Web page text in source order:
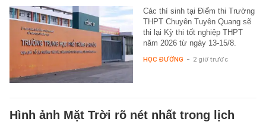
Các thí sinh tại Điểm thi Trường
THPT Chuyên Tuyên Quang sẽ
thi lại Kỳ thi tốt nghiệp THPT
năm 2026 từ ngày 13-15/8.
HỌC ĐƯỜNG - 2 giờ trước
Hình ảnh Mặt Trời rõ nét nhất trong lịch